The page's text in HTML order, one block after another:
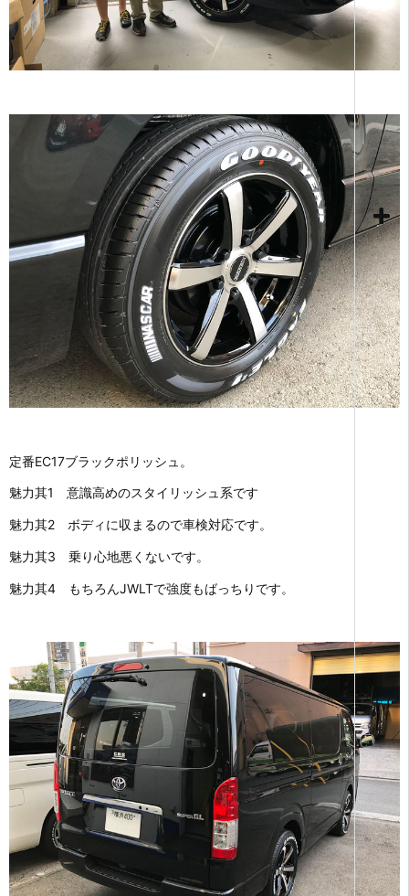
定番EC17ブラックポリッシュ。
魅力其1 意識高めのスタイリッシュ系です
魅力其2 ボディに収まるので車検対応です。
魅力其3 乗り心地悪くないです。
魅力其4 もちろんJWLTで強度もばっちりです。